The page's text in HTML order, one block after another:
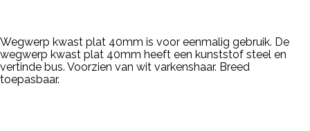
Wegwerp kwast plat 40mm is voor eenmalig gebruik. De
wegwerp kwast plat 40mm heeft een kunststof steel en
vertinde bus. Voorzien van wit varkenshaar. Breed
toepasbaar.